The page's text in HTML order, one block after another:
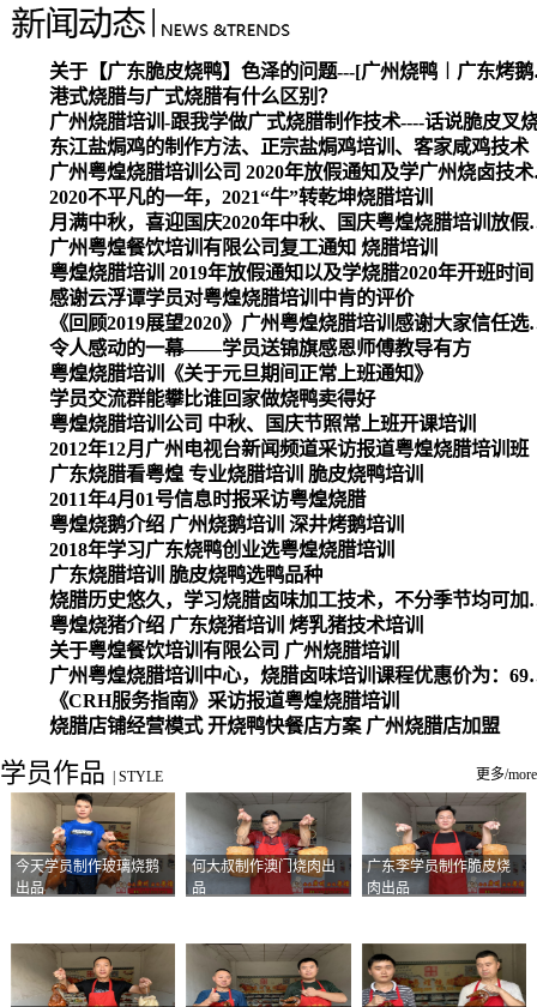
关于【广
港式烧腊与广式烧腊有什么区别？
广州烧腊培训-跟我学做广式烧腊制作技术----话说脆皮叉
东江盐焗鸡的制作方法、正宗盐焗鸡培训、客家咸鸡技术
广州粤煌
2020不平凡的一年，2021“牛”转乾坤烧腊培训
月满中秋，喜迎
广州粤煌餐饮培训有限公司复工通知 烧腊培训
粤煌烧腊培训 2019年放假通知以及学烧腊2020年开班时间
感谢云浮谭学员对粤煌烧腊培训中肯的评价
《回顾2019展望
令人感动的一幕——学员送锦旗感恩师傅教导有方
粤煌烧腊培训《关于元旦期间正常上班通知》
学员交流群能攀比谁回家做烧鸭卖得好
粤煌烧腊培训公司 中秋、国庆节照常上班开课培训
2012年12月广州电视台新闻频道采访报道粤煌烧腊培训班
广东烧腊看粤煌 专业烧腊培训 脆皮烧鸭培训
2011年4月01号信息时报采访粤煌烧腊
粤煌烧鹅介绍 广州烧鹅培训 深井烤鹅培训
2018年学习广东烧鸭创业选粤煌烧腊培训
广东烧腊培训 脆皮烧鸭选鸭品种
烧腊历史悠久，学习
粤煌烧猪介绍 广东烧猪培训 烤乳猪技术培训
关于粤煌餐饮培训有限公司 广州烧腊培训
广州粤煌烧腊培训中心，烧腊卤味培训课程优惠价为：6980元
《CRH服务指南》采访报道粤煌烧腊培训
烧腊店铺经营模式 开烧鸭快餐店方案 广州烧腊店加盟
学员作品 STYLE 更多/more
今天学员制作玻璃烧鹅
出品
何大叔制作澳门烧肉出
品
广东李学员制作脆皮烧
肉出品